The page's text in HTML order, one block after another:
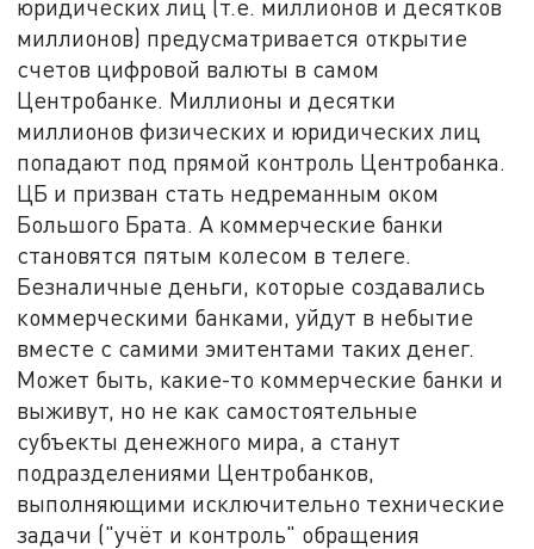
юридических лиц (т.е. миллионов и десятков
миллионов) предусматривается открытие
счетов цифровой валюты в самом
Центробанке. Миллионы и десятки
миллионов физических и юридических лиц
попадают под прямой контроль Центробанка.
ЦБ и призван стать недреманным оком
Большого Брата. А коммерческие банки
становятся пятым колесом в телеге.
Безналичные деньги, которые создавались
коммерческими банками, уйдут в небытие
вместе с самими эмитентами таких денег.
Может быть, какие-то коммерческие банки и
выживут, но не как самостоятельные
субъекты денежного мира, а станут
подразделениями Центробанков,
выполняющими исключительно технические
задачи ("учёт и контроль" обращения